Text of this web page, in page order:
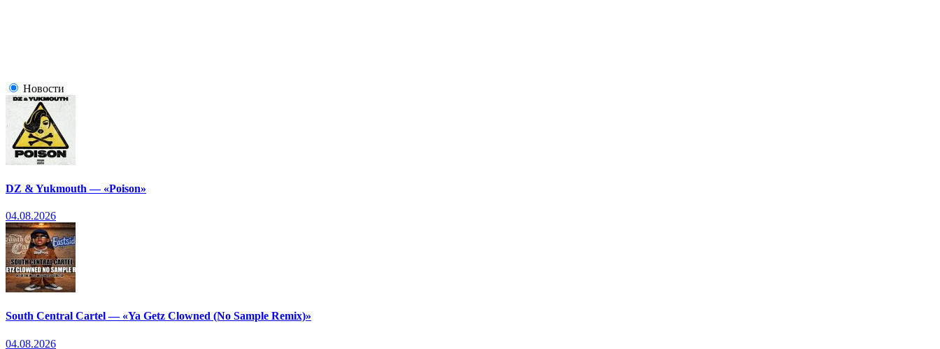
Новости
DZ & Yukmouth — «Poison»
04.08.2026
South Central Cartel — «Ya Getz Clowned (No Sample Remix)»
04.08.2026